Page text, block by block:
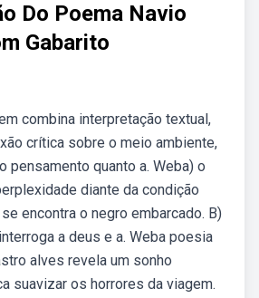
Do Poema Navio
Gabarito
combina interpretação textual,
crítica sobre o meio ambiente,
pensamento quanto a. Weba) o
diante da condição
encontra o negro embarcado. B)
a deus e a. Weba poesia
alves revela um sonho
suavizar os horrores da viagem.